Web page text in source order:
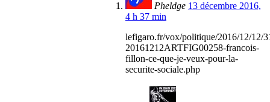
Pheldge 13 décembre 2016,
4 h 37 min
lefigaro.fr/vox/politique/2016/12/12/
20161212ARTFIG00258-francois-
fillon-ce-que-je-veux-pour-la-
securite-sociale.php